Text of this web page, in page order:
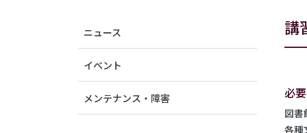
講
必
図書
各種
ニュース
イベント
メンテナンス・障害